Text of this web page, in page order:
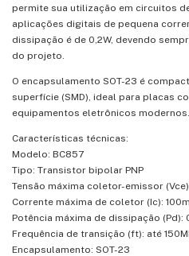
permite sua utilização em circuitos
aplicações digitais de pequena
dissipação é de 0,2W, devendo
do projeto.
O encapsulamento SOT-23 é
superfície (SMD), ideal para placas
equipamentos eletrônicos modernos.
Características técnicas:
Modelo: BC857
Tipo: Transistor bipolar PNP
Tensão máxima coletor-emissor
Corrente máxima de coletor (Ic):
Potência máxima de dissipação (Pd):
Frequência de transição (ft): até
Encapsulamento: SOT-23